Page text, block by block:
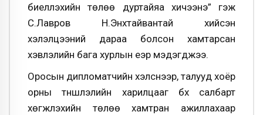
биелүүлэхийн төлөө дуртайяа хичээнэ” гэж
С.Лавров Н.Энхтайвантай хийсэн
хэлэлцээний дараа болсон хамтарсан
хэвлэлийн бага хурлын үеэр мэдэгджээ.
Оросын дипломатчийн хэлснээр, талууд хоёр
орны түншлэлийн харилцааг бүх салбарт
хөгжүүлэхийн төлөө хамтран ажиллахаар